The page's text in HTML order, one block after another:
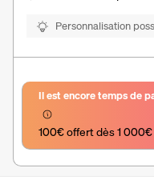
Personnalisation
Il est encore temps de
100€ offert dès 1